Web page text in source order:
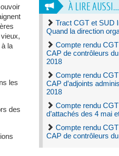
à la
les
des
À LIRE AUSSI...
Tract CGT et SUD
Quand la direction
Compte rendu
CAP de contrôleurs
2018
Compte rendu
CAP d’adjoints
2018
Compte rendu
d’attachés des 4 mai
Compte rendu
CAP de contrôleurs